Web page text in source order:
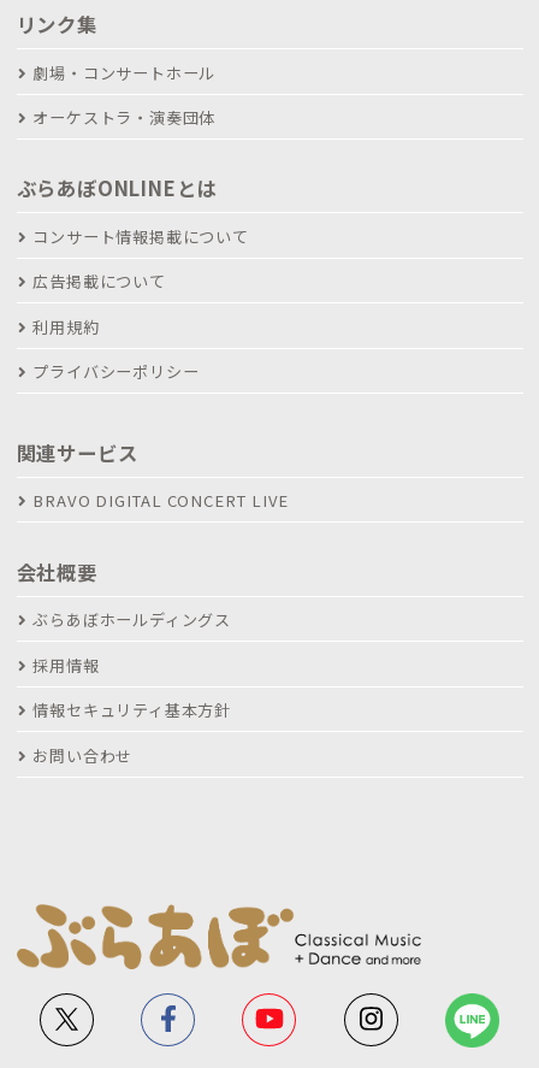
リンク集
劇場・コンサートホール
オーケストラ・演奏団体
ぶらあぼONLINEとは
コンサート情報掲載について
広告掲載について
利用規約
プライバシーポリシー
関連サービス
BRAVO DIGITAL CONCERT LIVE
会社概要
ぶらあぼホールディングス
採用情報
情報セキュリティ基本方針
お問い合わせ